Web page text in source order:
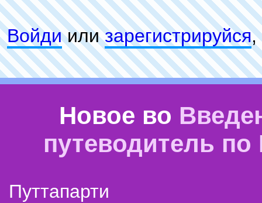
Войдиилизарeгиcтpируйся,
Новое во
путеводитель
Путтапарти